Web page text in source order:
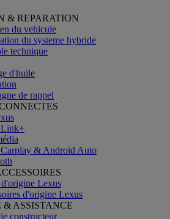
& REPARATION
du vehicule
du systeme hybride
technique
d'huile
de rappel
& Android Auto
d'origine Lexus
d'origine Lexus
ASSISTANCE
constructeur